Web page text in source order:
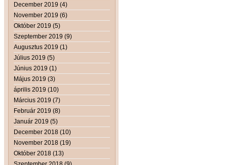
December 2019 (4)
November 2019 (6)
Október 2019 (5)
Szeptember 2019 (9)
Augusztus 2019 (1)
Július 2019 (5)
Június 2019 (1)
Május 2019 (3)
április 2019 (10)
Március 2019 (7)
Február 2019 (8)
Január 2019 (5)
December 2018 (10)
November 2018 (19)
Október 2018 (13)